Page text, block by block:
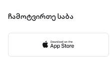
ჩამოტვირთე საბა